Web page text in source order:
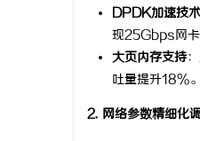
DPDK加速技术
现25Gbps网卡
大页内存支持
吐量提升18%。
2. 网络参数精细化